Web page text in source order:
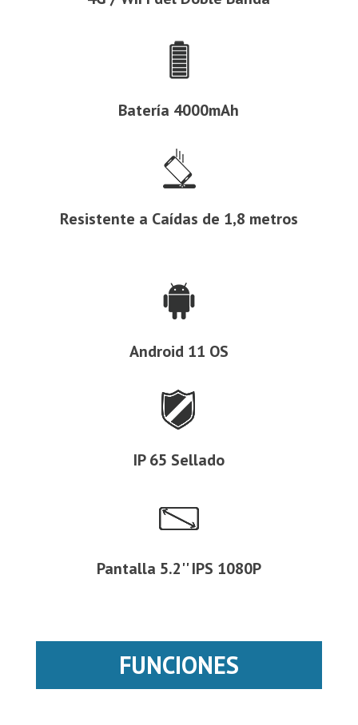
Batería 4000mAh
Resistente a Caídas de 1,8 metros
Android 11 OS
IP 65 Sellado
Pantalla 5.2'' IPS 1080P
FUNCIONES